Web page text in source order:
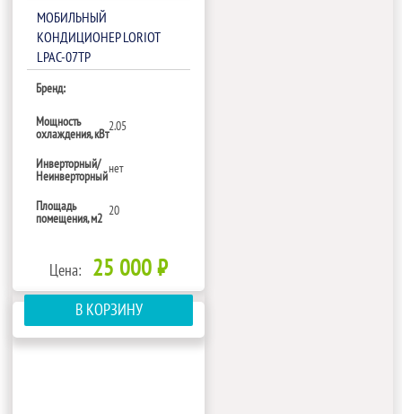
МОБИЛЬНЫЙ
КОНДИЦИОНЕР LORIOT
LPAC-07TP
Бренд:
Мощность
охлаждения, кВт
2.05
Инверторный/
Неинверторный
нет
Площадь
помещения, м2
20
Цена: 25 000 ₽
В КОРЗИНУ